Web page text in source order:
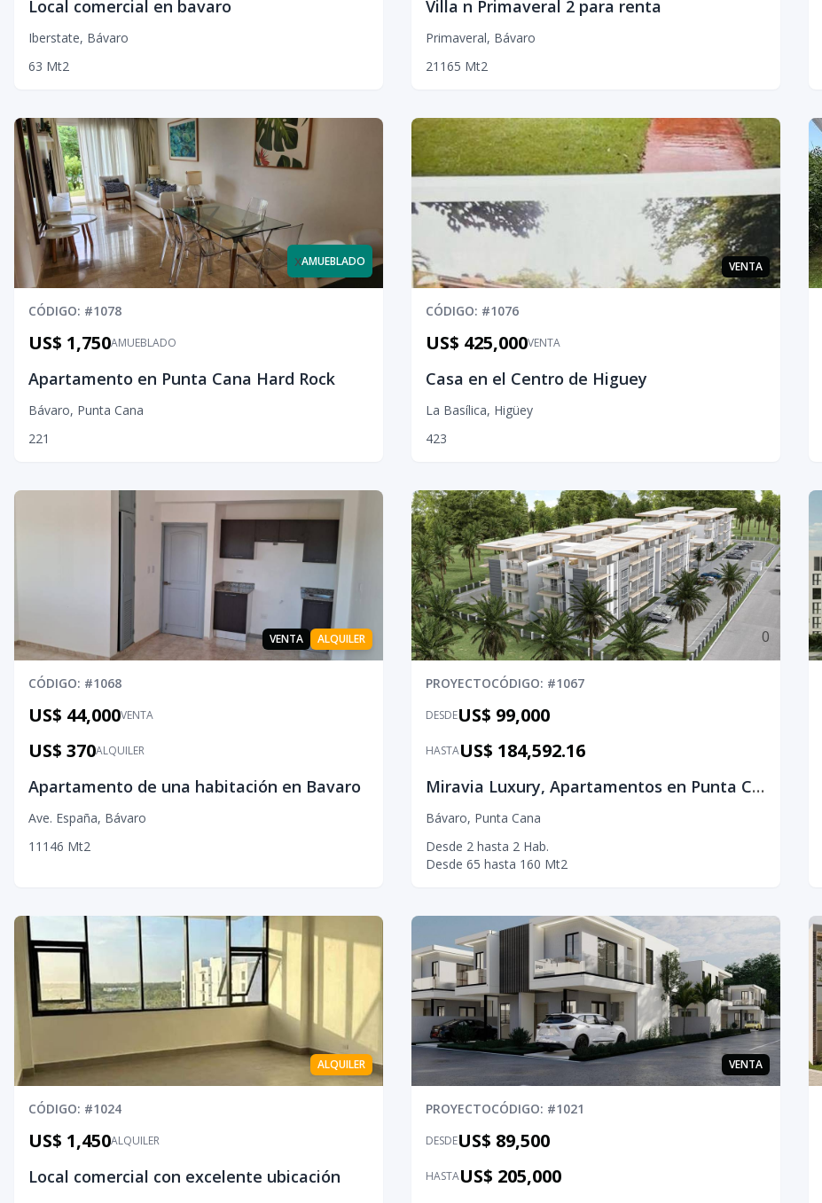
Local comercial en bavaro
Iberstate, Bávaro
63 Mt2
Villa n Primaveral 2 para renta
Primaveral, Bávaro
21 165 Mt2
xAMUEBLADO
CÓDIGO: #1078
AMUEBLADO
US$ 1,750
Apartamento en Punta Cana Hard Rock
Bávaro, Punta Cana
221
VENTA
CÓDIGO: #1076
VENTA
US$ 425,000
Casa en el Centro de Higuey
La Basílica, Higüey
423
VENTA ALQUILER
CÓDIGO: #1068
VENTA
US$ 44,000
ALQUILER
US$ 370
Apartamento de una habitación en Bavaro
Ave. España, Bávaro
1 1 1 46 Mt2
0
PROYECTOCÓDIGO: #1067
DESDEUS$ 99,000
HASTAUS$ 184,592.16
Miravia Luxury, Apartamentos en Punta Cana - Bavaro
Bávaro, Punta Cana
Desde 2 hasta 2 Hab.
Desde 65 hasta 160 Mt2
ALQUILER
CÓDIGO: #1024
ALQUILER
US$ 1,450
Local comercial con excelente ubicación
VENTA
PROYECTOCÓDIGO: #1021
DESDEUS$ 89,500
HASTAUS$ 205,000